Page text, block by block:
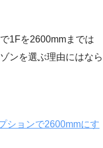
1Fを2600mmまでは
ンを選ぶ理由にはなら
ションで2600mmにす